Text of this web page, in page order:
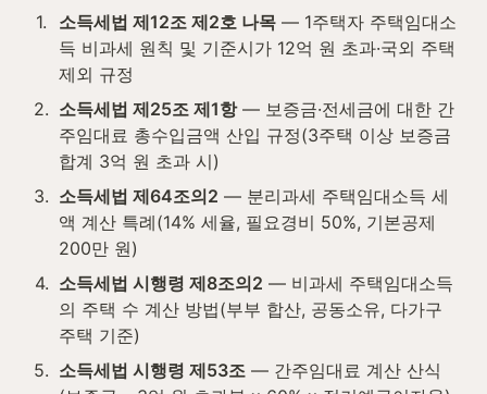
1. 소득세법 제12조 제2호 나목 — 1주택자 주택임대소
득 비과세 원칙 및 기준시가 12억 원 초과·국외 주택
제외 규정
2. 소득세법 제25조 제1항 — 보증금·전세금에 대한 간
주임대료 총수입금액 산입 규정(3주택 이상 보증금
합계 3억 원 초과 시)
3. 소득세법 제64조의2 — 분리과세 주택임대소득 세
액 계산 특례(14% 세율, 필요경비 50%, 기본공제
200만 원)
4. 소득세법 시행령 제8조의2 — 비과세 주택임대소득
의 주택 수 계산 방법(부부 합산, 공동소유, 다가구
주택 기준)
5. 소득세법 시행령 제53조 — 간주임대료 계산 산식